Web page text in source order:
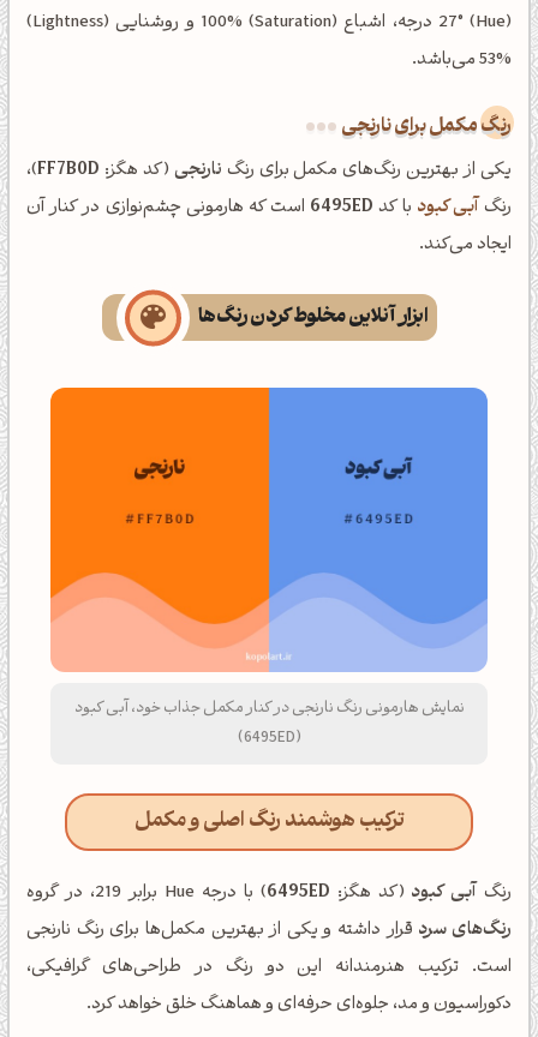
(Hue) 27° درجه، اشباع (Saturation) 100% و روشنایی (Lightness)
53% می‌باشد.
رنگ مکمل برای نارنجی
یکی از بهترین رنگ‌های مکمل برای رنگ نارنجی (کد هگز: FF7B0D)،
رنگ آبی کبود با کد 6495ED است که هارمونی چشم‌نوازی در کنار آن
ایجاد می‌کند.
ابزار آنلاین مخلوط کردن رنگ‌ها
نمایش هارمونی رنگ نارنجی در کنار مکمل جذاب خود، آبی کبود
(6495ED)
ترکیب هوشمند رنگ اصلی و مکمل
رنگ آبی کبود (کد هگز: 6495ED) با درجه Hue برابر 219، در گروه
رنگ‌های سرد قرار داشته و یکی از بهترین مکمل‌ها برای رنگ نارنجی
است. ترکیب هنرمندانه این دو رنگ در طراحی‌های گرافیکی،
دکوراسیون و مد، جلوه‌ای حرفه‌ای و هماهنگ خلق خواهد کرد.